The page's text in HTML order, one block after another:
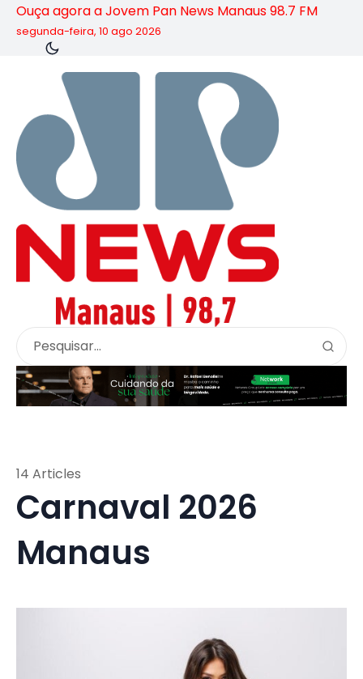
Ouça agora a Jovem Pan News Manaus 98.7 FM
segunda-feira, 10 ago 2026
Carnaval 2026
Manaus
14 Articles